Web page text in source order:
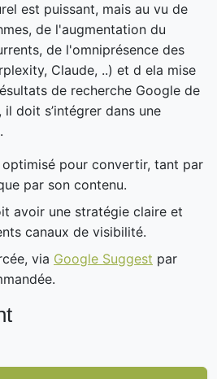
est puissant, mais au vu de
de l'augmentation du
de l'omniprésence des
Claude, ..) et d ela mise
de recherche Google de
doit s’intégrer dans une
pour convertir, tant par
par son contenu.
avoir une stratégie claire et
canaux de visibilité.
via Google Suggest par